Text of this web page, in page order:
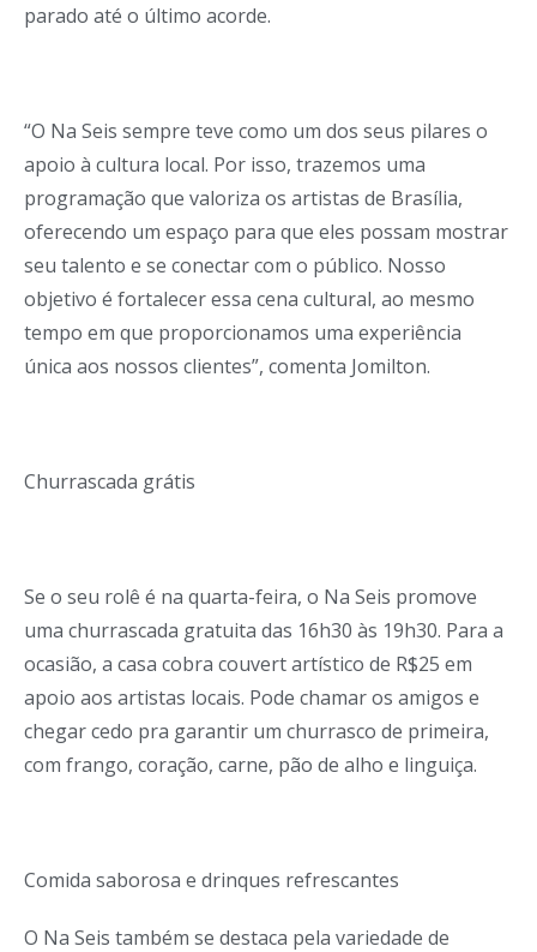
parado até o último acorde.
“O Na Seis sempre teve como um dos seus pilares o
apoio à cultura local. Por isso, trazemos uma
programação que valoriza os artistas de Brasília,
oferecendo um espaço para que eles possam mostrar
seu talento e se conectar com o público. Nosso
objetivo é fortalecer essa cena cultural, ao mesmo
tempo em que proporcionamos uma experiência
única aos nossos clientes”, comenta Jomilton.
Churrascada grátis
Se o seu rolê é na quarta-feira, o Na Seis promove
uma churrascada gratuita das 16h30 às 19h30. Para a
ocasião, a casa cobra couvert artístico de R$25 em
apoio aos artistas locais. Pode chamar os amigos e
chegar cedo pra garantir um churrasco de primeira,
com frango, coração, carne, pão de alho e linguiça.
Comida saborosa e drinques refrescantes
O Na Seis também se destaca pela variedade de